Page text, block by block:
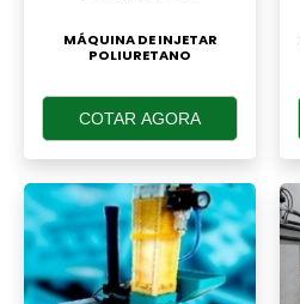
MÁQUINA DE INJETAR
POLIURETANO
COTAR AGORA